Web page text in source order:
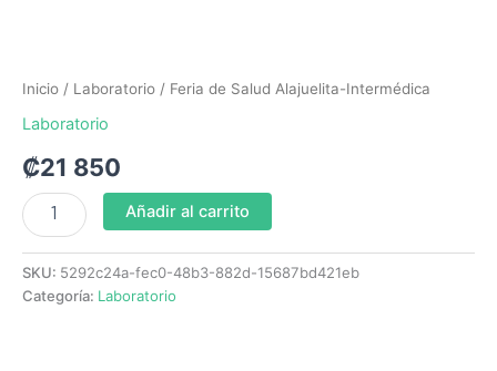
Inicio / Laboratorio / Feria de Salud Alajuelita-Intermédica
Laboratorio
₡21 850
Añadir al carrito
SKU: 5292c24a-fec0-48b3-882d-15687bd421eb
Categoría: Laboratorio